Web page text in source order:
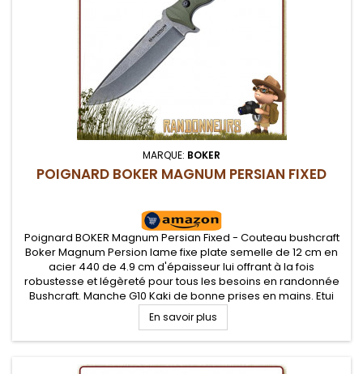
MARQUE: BOKER
POIGNARD BOKER MAGNUM PERSIAN FIXED
Poignard BOKER Magnum Persian Fixed - Couteau bushcraft
Boker Magnum Persion lame fixe plate semelle de 12 cm en
acier 440 de 4.9 cm d'épaisseur lui offrant à la fois
robustesse et légèreté pour tous les besoins en randonnée
Bushcraft. Manche G10 Kaki de bonne prises en mains. Etui
kydex avec adaptateur pour ceinture
En savoir plus